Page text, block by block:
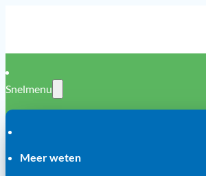
Snelmenu
Meer weten